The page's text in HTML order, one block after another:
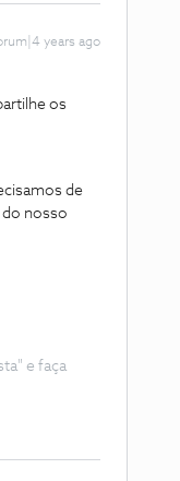
years ago
os
de
nosso
e faça